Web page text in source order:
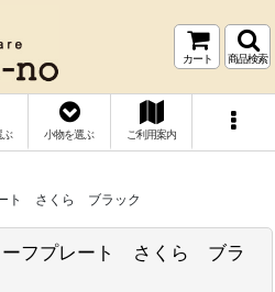
カート 商品検索
ぶ 小物を選ぶ ご利用案内
ート さくら ブラック
ーフプレート さくら ブラ